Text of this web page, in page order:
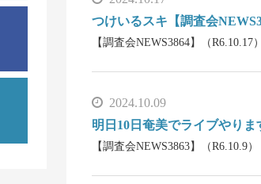
つけいるスキ【調査会
【調査会NEWS3864】（
2024.10.09
明日10日奄美でライブやりま
【調査会NEWS3863】（